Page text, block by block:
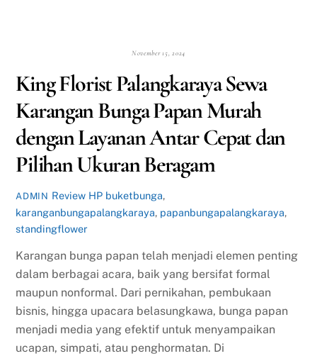
November 15, 2024
King Florist Palangkaraya Sewa
Karangan Bunga Papan Murah
dengan Layanan Antar Cepat dan
Pilihan Ukuran Beragam
ADMIN Review HP buketbunga,
karanganbungapalangkaraya, papanbungapalangkaraya,
standingflower
Karangan bunga papan telah menjadi elemen penting
dalam berbagai acara, baik yang bersifat formal
maupun nonformal. Dari pernikahan, pembukaan
bisnis, hingga upacara belasungkawa, bunga papan
menjadi media yang efektif untuk menyampaikan
ucapan, simpati, atau penghormatan. Di